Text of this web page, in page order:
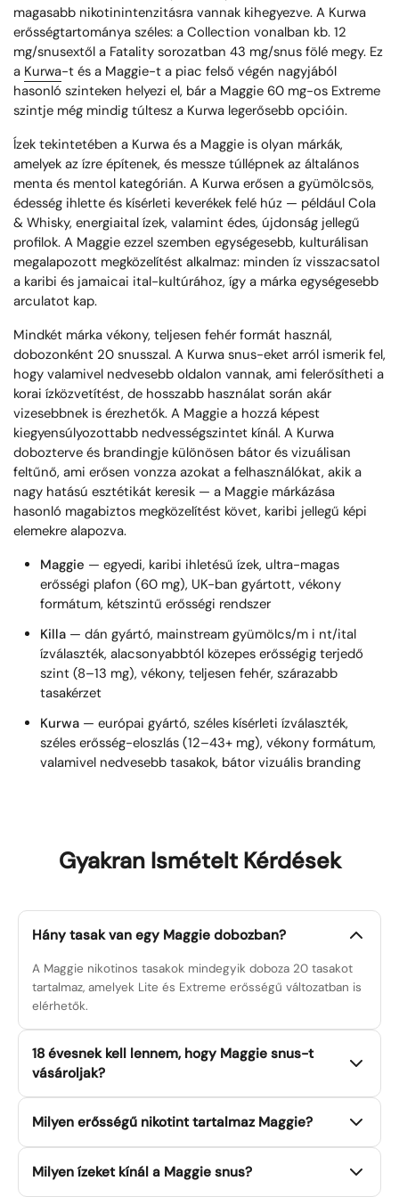
magasabb nikotinintenzitásra vannak kihegyezve. A Kurwa
erősségtartománya széles: a Collection vonalban kb. 12
mg/snusextől a Fatality sorozatban 43 mg/snus fölé megy. Ez
a Kurwa-t és a Maggie-t a piac felső végén nagyjából
hasonló szinteken helyezi el, bár a Maggie 60 mg-os Extreme
szintje még mindig túltesz a Kurwa legerősebb opcióin.
Ízek tekintetében a Kurwa és a Maggie is olyan márkák,
amelyek az ízre építenek, és messze túllépnek az általános
menta és mentol kategórián. A Kurwa erősen a gyümölcsös,
édesség ihlette és kísérleti keverékek felé húz — például Cola
& Whisky, energiaital ízek, valamint édes, újdonság jellegű
profilok. A Maggie ezzel szemben egységesebb, kulturálisan
megalapozott megközelítést alkalmaz: minden íz visszacsatol
a karibi és jamaicai ital-kultúrához, így a márka egységesebb
arculatot kap.
Mindkét márka vékony, teljesen fehér formát használ,
dobozonként 20 snusszal. A Kurwa snus-eket arról ismerik fel,
hogy valamivel nedvesebb oldalon vannak, ami felerősítheti a
korai ízközvetítést, de hosszabb használat során akár
vizesebbnek is érezhetők. A Maggie a hozzá képest
kiegyensúlyozottabb nedvességszintet kínál. A Kurwa
dobozterve és brandingje különösen bátor és vizuálisan
feltűnő, ami erősen vonzza azokat a felhasználókat, akik a
nagy hatású esztétikát keresik — a Maggie márkázása
hasonló magabiztos megközelítést követ, karibi jellegű képi
elemekre alapozva.
Maggie — egyedi, karibi ihletésű ízek, ultra-magas
erősségi plafon (60 mg), UK-ban gyártott, vékony
formátum, kétszintű erősségi rendszer
Killa— dán gyártó, mainstream gyümölcs/m i nt/ital
ízválaszték, alacsonyabbtól közepes erősségig terjedő
szint (8–13 mg), vékony, teljesen fehér, szárazabb
tasakérzet
Kurwa— európai gyártó, széles kísérleti ízválaszték,
széles erősség-eloszlás (12–43+ mg), vékony formátum,
valamivel nedvesebb tasakok, bátor vizuális branding
Gyakran Ismételt Kérdések
Hány tasak van egy Maggie dobozban?
A Maggie nikotinos tasakok mindegyik doboza 20 tasakot
tartalmaz, amelyek Lite és Extreme erősségű változatban is
elérhetők.
18 évesnek kell lennem, hogy Maggie snus-t
vásároljak?
szigorúan 18 éven felüli fogyasztóknak készültek.
Europesnus csak olyan felnőttek számára értékesít, akik
Milyen erősségű nikotint tartalmaz Maggie?
tasakonként 16 mg-mal, amely normál felhasználók számára
megfelelő, és a megállapított nikotintoleranciával, és az
Milyen ízeket kínál a Maggie snus?